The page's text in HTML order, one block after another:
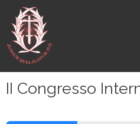
para
conteúdo
II Congresso